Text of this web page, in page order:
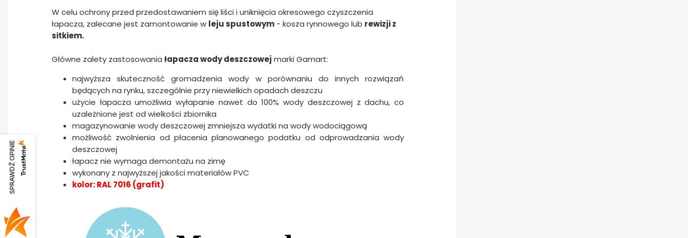
W celu ochrony przed przedostawaniem się liści i uniknięcia okresowego czyszczenia
łapacza, zalecane jest zamontowanie w leju spustowym - kosza rynnowego lub rewizji z
sitkiem.
Główne zalety zastosowania łapacza wody deszczowej marki Gamart:
najwyższa skuteczność gromadzenia wody w porównaniu do innych rozwiązań
będących na rynku, szczególnie przy niewielkich opadach deszczu
użycie łapacza umożliwia wyłapanie nawet do 100% wody deszczowej z dachu, co
uzależnione jest od wielkości zbiornika
magazynowanie wody deszczowej zmniejsza wydatki na wody wodociągową
możliwość zwolnienia od płacenia planowanego podatku od odprowadzania wody
deszczowej
łapacz nie wymaga demontażu na zimę
wykonany z najwyższej jakości materiałów PVC
kolor: RAL 7016 (grafit)
SPRAWDŹ OPINIE